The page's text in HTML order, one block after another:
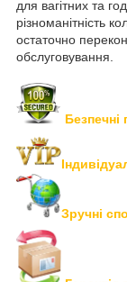
для вагітних та
різноманітність
остаточно
обслуговування.
Безпечні
Зручні